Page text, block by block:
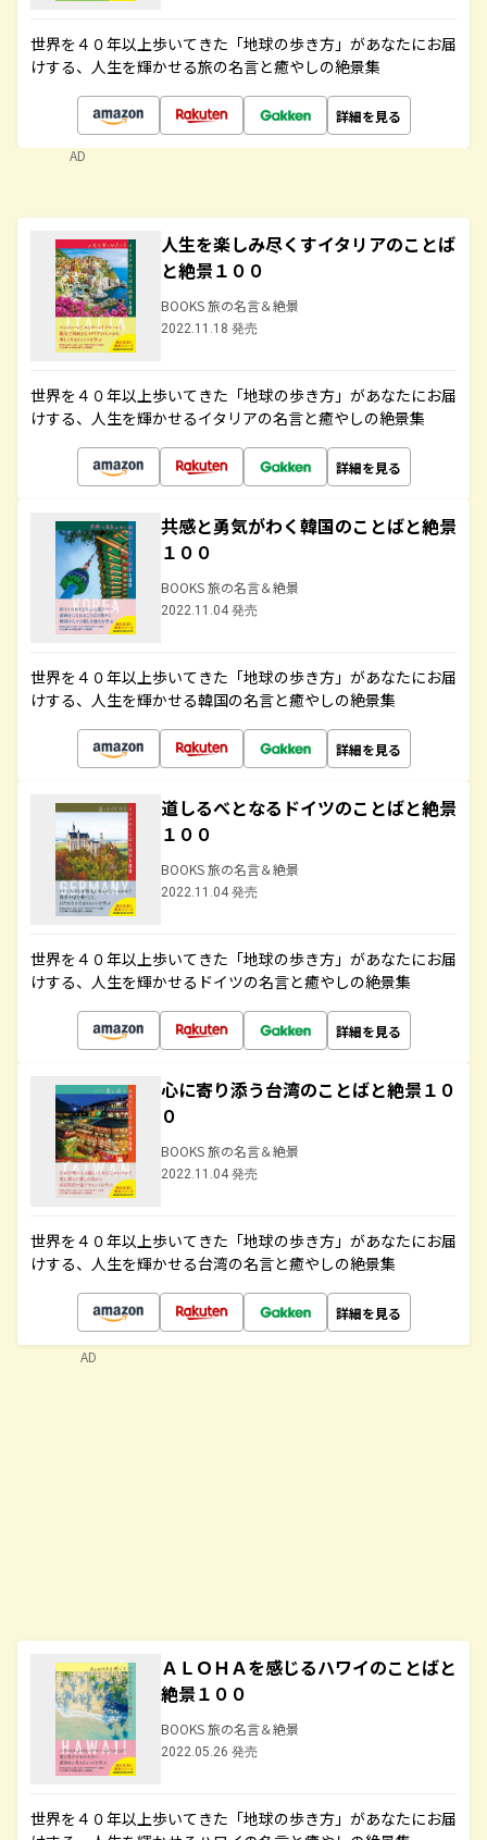
世界を４０年以上歩いてきた「地球の歩き方」があなたにお届
けする、人生を輝かせる旅の名言と癒やしの絶景集
詳細を見る
AD
人生を楽しみ尽くすイタリアのことば
と絶景１００
BOOKS 旅の名言＆絶景
2022.11.18 発売
世界を４０年以上歩いてきた「地球の歩き方」があなたにお届
けする、人生を輝かせるイタリアの名言と癒やしの絶景集
詳細を見る
共感と勇気がわく韓国のことばと絶景
１００
BOOKS 旅の名言＆絶景
2022.11.04 発売
世界を４０年以上歩いてきた「地球の歩き方」があなたにお届
けする、人生を輝かせる韓国の名言と癒やしの絶景集
詳細を見る
道しるべとなるドイツのことばと絶景
１００
BOOKS 旅の名言＆絶景
2022.11.04 発売
世界を４０年以上歩いてきた「地球の歩き方」があなたにお届
けする、人生を輝かせるドイツの名言と癒やしの絶景集
詳細を見る
心に寄り添う台湾のことばと絶景１０
０
BOOKS 旅の名言＆絶景
2022.11.04 発売
世界を４０年以上歩いてきた「地球の歩き方」があなたにお届
けする、人生を輝かせる台湾の名言と癒やしの絶景集
詳細を見る
ＡＬＯＨＡを感じるハワイのことばと
絶景１００
BOOKS 旅の名言＆絶景
2022.05.26 発売
世界を４０年以上歩いてきた「地球の歩き方」があなたにお届
AD